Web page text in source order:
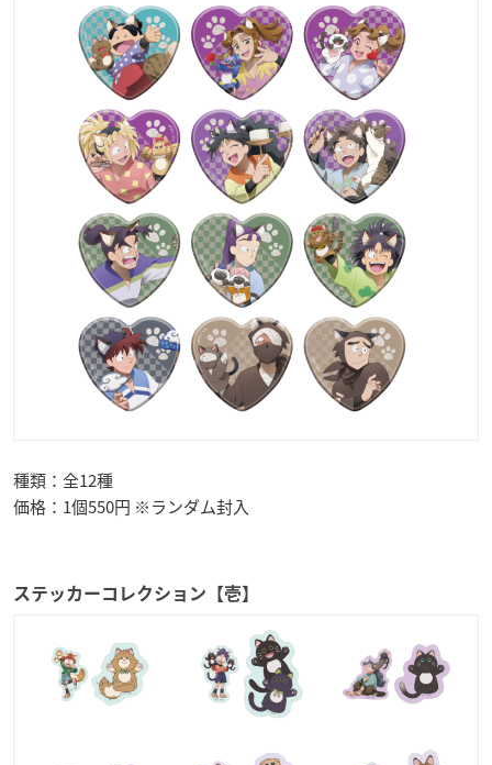
種類：全12種
価格：1個550円 ※ランダム封入
ステッカーコレクション【壱】